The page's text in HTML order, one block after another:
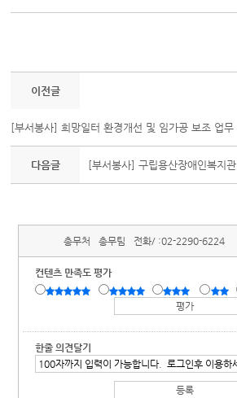
이전글
[부서봉사] 희망일터 환경개선 및 임가공 보조 업
다음글 [부서봉사] 구립용산장애인복지
총무처 총무팀 전화/ :02-2290-6224
컨텐츠 만족도 평가
한줄 의견달기